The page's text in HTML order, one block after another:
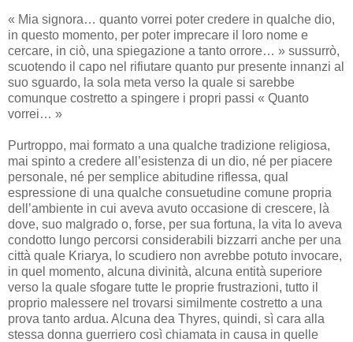
« Mia signora… quanto vorrei poter credere in qualche dio,
in questo momento, per poter imprecare il loro nome e
cercare, in ciò, una spiegazione a tanto orrore… » sussurrò,
scuotendo il capo nel rifiutare quanto pur presente innanzi al
suo sguardo, la sola meta verso la quale si sarebbe
comunque costretto a spingere i propri passi « Quanto
vorrei… »
Purtroppo, mai formato a una qualche tradizione religiosa,
mai spinto a credere all’esistenza di un dio, né per piacere
personale, né per semplice abitudine riflessa, qual
espressione di una qualche consuetudine comune propria
dell’ambiente in cui aveva avuto occasione di crescere, là
dove, suo malgrado o, forse, per sua fortuna, la vita lo aveva
condotto lungo percorsi considerabili bizzarri anche per una
città quale Kriarya, lo scudiero non avrebbe potuto invocare,
in quel momento, alcuna divinità, alcuna entità superiore
verso la quale sfogare tutte le proprie frustrazioni, tutto il
proprio malessere nel trovarsi similmente costretto a una
prova tanto ardua. Alcuna dea Thyres, quindi, sì cara alla
stessa donna guerriero così chiamata in causa in quelle